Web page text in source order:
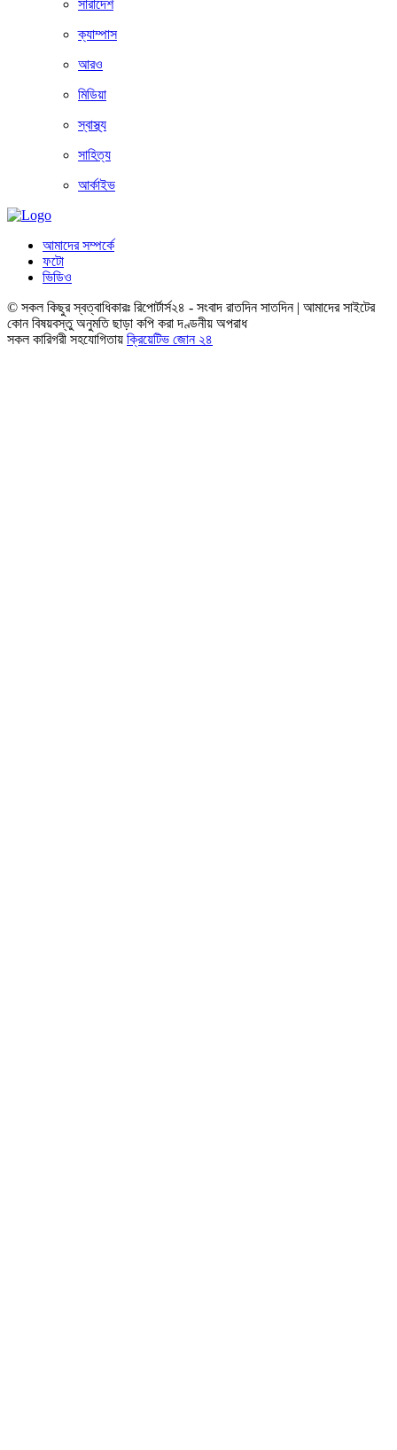
সারাদেশ
ক্যাম্পাস
আরও
মিডিয়া
স্বাস্থ্য
সাহিত্য
আর্কাইভ
আমাদের সম্পর্কে
ফটো
ভিডিও
© সকল কিছুর স্বত্বাধিকারঃ রিপোর্টার্স২৪ - সংবাদ রাতদিন সাতদিন | আমাদের সাইটের
কোন বিষয়বস্তু অনুমতি ছাড়া কপি করা দণ্ডনীয় অপরাধ
সকল কারিগরী সহযোগিতায় ক্রিয়েটিভ জোন ২৪